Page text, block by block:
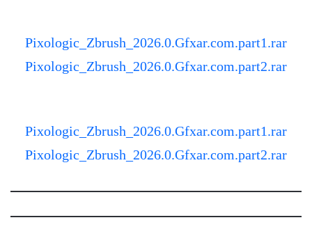
Pixologic_Zbrush_2026.0.Gfxar.com.part1.rar
Pixologic_Zbrush_2026.0.Gfxar.com.part2.rar
Pixologic_Zbrush_2026.0.Gfxar.com.part1.rar
Pixologic_Zbrush_2026.0.Gfxar.com.part2.rar